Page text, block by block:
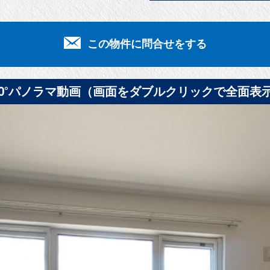
この物件に問合せをする
パノラマ動画（画面をダブルクリックで全面表